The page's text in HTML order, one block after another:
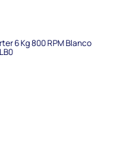
6 Kg 800 RPM Blanco